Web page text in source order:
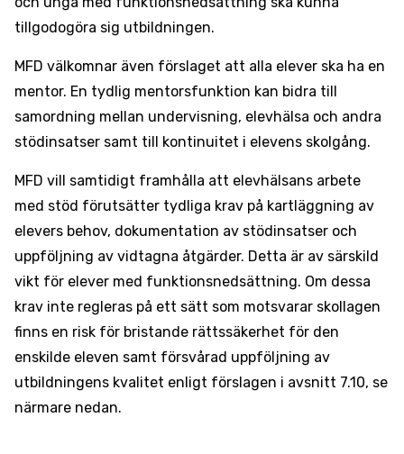
tillgodogöra sig utbildningen.
MFD välkomnar även förslaget att alla elever ska ha en
mentor. En tydlig mentorsfunktion kan bidra till
samordning mellan undervisning, elevhälsa och andra
stödinsatser samt till kontinuitet i elevens skolgång.
MFD vill samtidigt framhålla att elevhälsans arbete
med stöd förutsätter tydliga krav på kartläggning av
elevers behov, dokumentation av stödinsatser och
uppföljning av vidtagna åtgärder. Detta är av särskild
vikt för elever med funktionsnedsättning. Om dessa
krav inte regleras på ett sätt som motsvarar skollagen
finns en risk för bristande rättssäkerhet för den
enskilde eleven samt försvårad uppföljning av
utbildningens kvalitet enligt förslagen i avsnitt 7.10, se
närmare nedan.